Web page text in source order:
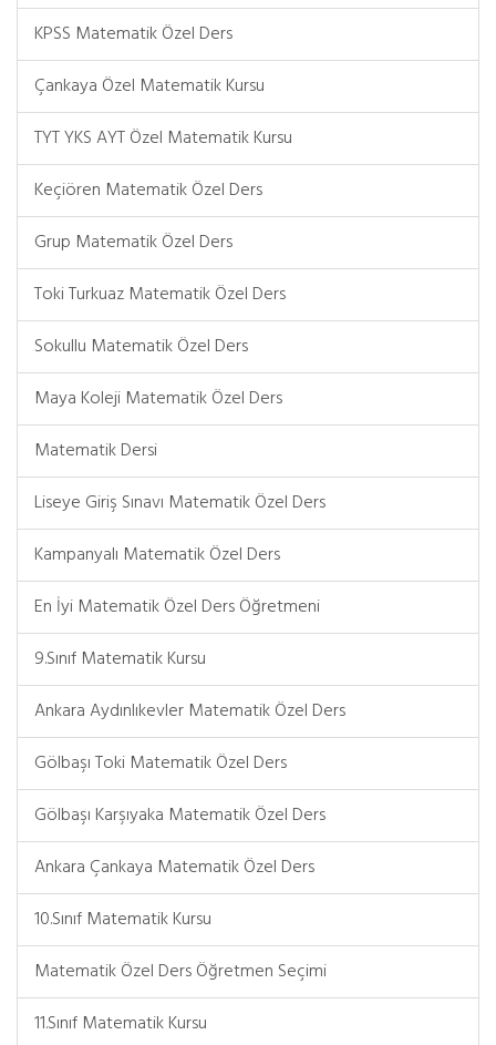
KPSS Matematik Özel Ders
Çankaya Özel Matematik Kursu
TYT YKS AYT Özel Matematik Kursu
Keçiören Matematik Özel Ders
Grup Matematik Özel Ders
Toki Turkuaz Matematik Özel Ders
Sokullu Matematik Özel Ders
Maya Koleji Matematik Özel Ders
Matematik Dersi
Liseye Giriş Sınavı Matematik Özel Ders
Kampanyalı Matematik Özel Ders
En İyi Matematik Özel Ders Öğretmeni
9.Sınıf Matematik Kursu
Ankara Aydınlıkevler Matematik Özel Ders
Gölbaşı Toki Matematik Özel Ders
Gölbaşı Karşıyaka Matematik Özel Ders
Ankara Çankaya Matematik Özel Ders
10.Sınıf Matematik Kursu
Matematik Özel Ders Öğretmen Seçimi
11.Sınıf Matematik Kursu